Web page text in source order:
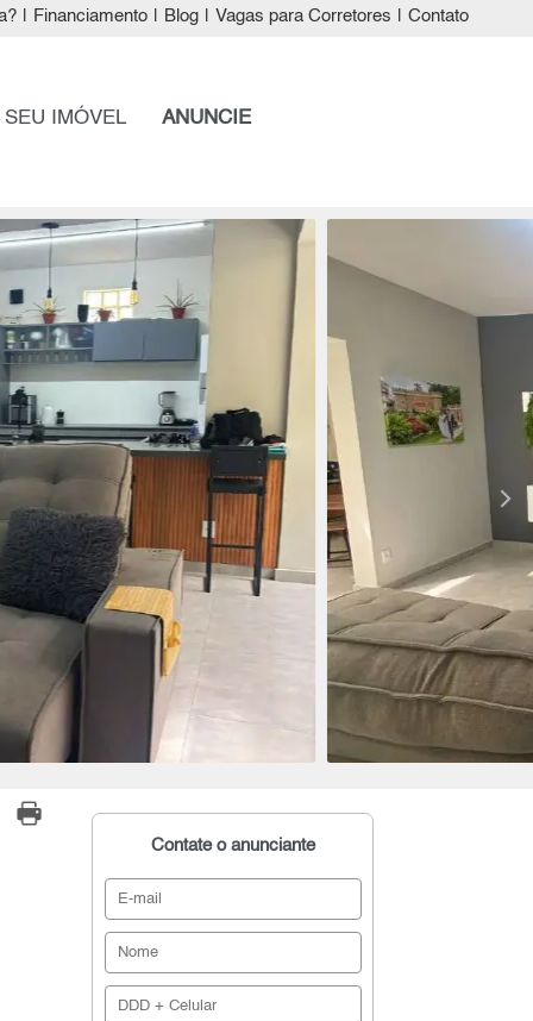
Financiamento Blog Vagas para Corretores Contato
IMÓVEL ANUNCIE
Contate o anunciante